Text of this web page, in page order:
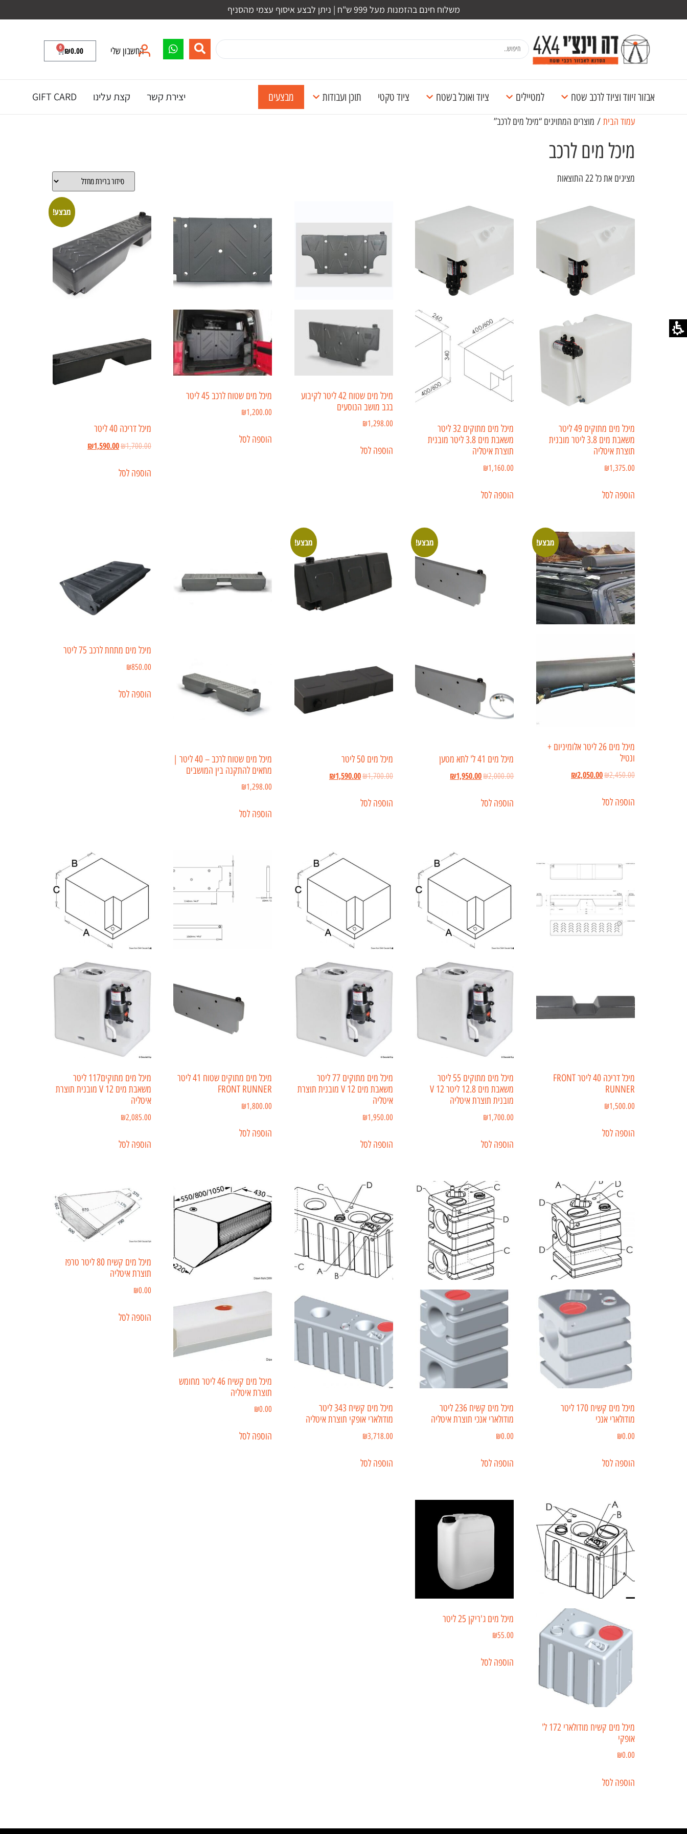
משלוח חינם בהזמנות מעל 999 ש"ח | ניתן לבצע איסוף עצמי מהסניף
החשבון שלי ₪0.00
0
אבזור זיווד וציוד לרכב שטח למטיילים ציוד ואוכל בשטח ציוד טקטי תוכן ועבודות מבצעים יצירת קשר קצת עלינו GIFT CARD
עמוד הבית / מוצרים המתויגים “מיכל מים לרכב”
מיכל מים לרכב
מציגים את כל ⁦22⁩ התוצאות
מיכל מים מתוקים 49 ליטר
משאבת מים 3.8 ליטר מובנית
תוצרת איטליה
₪1,375.00
הוספה לסל
מיכל מים מתוקים 32 ליטר
משאבת מים 3.8 ליטר מובנית
תוצרת איטליה
₪1,160.00
הוספה לסל
מיכל מים שטוח 42 ליטר לקיבוע
בגב מושב הנוסעים
₪1,298.00
הוספה לסל
מיכל מים שטוח לרכב 45 ליטר
₪1,200.00
הוספה לסל
מבצע!
מיכל דריכה 40 ליטר
₪1,700.00
₪1,590.00
הוספה לסל
מבצע!
מיכל מים 26 ליטר אלומיניום +
ונטיל
₪2,450.00
₪2,050.00
הוספה לסל
מבצע!
מיכל מים 41 ל' לתא מטען
₪2,000.00
₪1,950.00
הוספה לסל
מבצע!
מיכל מים 50 ליטר
₪1,700.00
₪1,590.00
הוספה לסל
מיכל מים שטוח לרכב – 40 ליטר |
מתאים להתקנה בין המושבים
₪1,298.00
הוספה לסל
מיכל מים מתחת לרכב 75 ליטר
₪850.00
הוספה לסל
מיכל דריכה 40 ליטר FRONT
RUNNER
₪1,500.00
הוספה לסל
מיכל מים מתוקים 55 ליטר
משאבת מים 12.8 ליטר 12 V
מובנית תוצרת איטליה
₪1,700.00
הוספה לסל
מיכל מים מתוקים 77 ליטר
משאבת מים 12 V מובנית תוצרת
איטליה
₪1,950.00
הוספה לסל
מיכל מים מתוקים שטוח 41 ליטר
FRONT RUNNER
₪1,800.00
הוספה לסל
מיכל מים מתוקים117 ליטר
משאבת מים 12 V מובנית תוצרת
איטליה
₪2,085.00
הוספה לסל
מיכל מים קשיח 170 ליטר
מודולארי אנכי
₪0.00
הוספה לסל
מיכל מים קשיח 236 ליטר
מודולארי אנכי תוצרת איטליה
₪0.00
הוספה לסל
מיכל מים קשיח 343 ליטר
מודולארי אופקי תוצרת איטליה
₪3,718.00
הוספה לסל
מיכל מים קשיח 46 ליטר מחומש
תוצרת איטליה
₪0.00
הוספה לסל
מיכל מים קשיח 80 ליטר טרפז
תוצרת איטליה
₪0.00
הוספה לסל
מיכל מים קשיח מודולארי 172 ל'
אופקי
₪0.00
הוספה לסל
מיכל מים ג'ריקן 25 ליטר
₪55.00
הוספה לסל